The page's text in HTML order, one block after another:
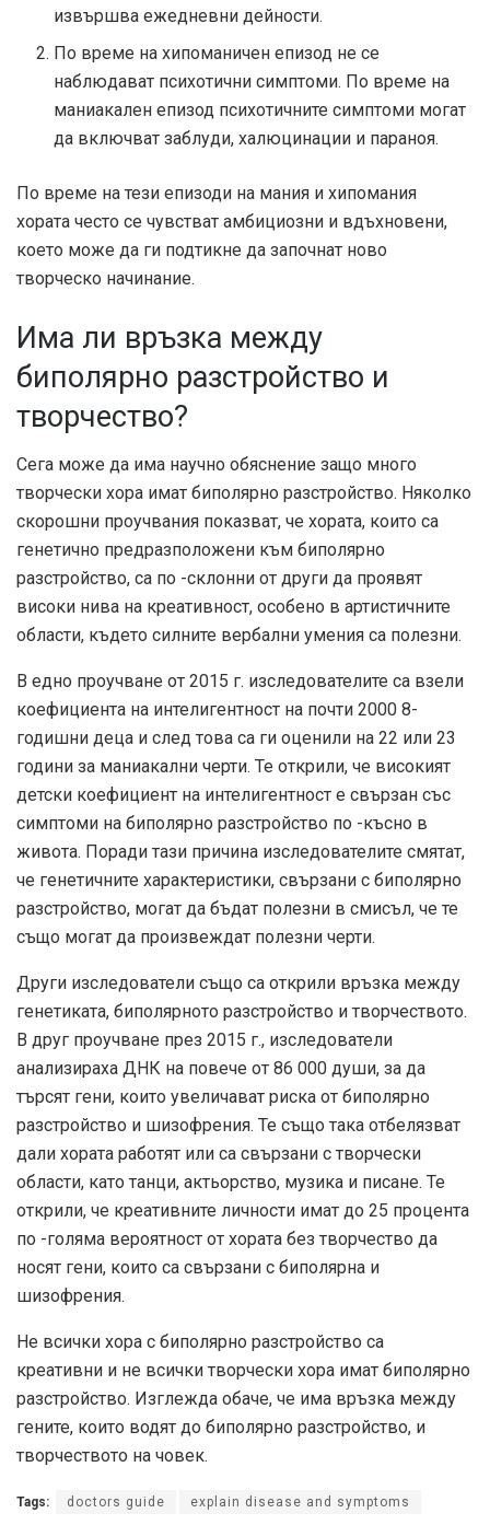
извършва ежедневни дейности.
По време на хипоманичен епизод не се
наблюдават психотични симптоми. По време на
маниакален епизод психотичните симптоми могат
да включват заблуди, халюцинации и параноя.
По време на тези епизоди на мания и хипомания
хората често се чувстват амбициозни и вдъхновени,
което може да ги подтикне да започнат ново
творческо начинание.
Има ли връзка между
биполярно разстройство и
творчество?
Сега може да има научно обяснение защо много
творчески хора имат биполярно разстройство. Няколко
скорошни проучвания показват, че хората, които са
генетично предразположени към биполярно
разстройство, са по -склонни от други да проявят
високи нива на креативност, особено в артистичните
области, където силните вербални умения са полезни.
В едно проучване от 2015 г. изследователите са взели
коефициента на интелигентност на почти 2000 8-
годишни деца и след това са ги оценили на 22 или 23
години за маниакални черти. Те открили, че високият
детски коефициент на интелигентност е свързан със
симптоми на биполярно разстройство по -късно в
живота. Поради тази причина изследователите смятат,
че генетичните характеристики, свързани с биполярно
разстройство, могат да бъдат полезни в смисъл, че те
също могат да произвеждат полезни черти.
Други изследователи също са открили връзка между
генетиката, биполярното разстройство и творчеството.
В друг проучване през 2015 г., изследователи
анализираха ДНК на повече от 86 000 души, за да
търсят гени, които увеличават риска от биполярно
разстройство и шизофрения. Те също така отбелязват
дали хората работят или са свързани с творчески
области, като танци, актьорство, музика и писане. Те
открили, че креативните личности имат до 25 процента
по -голяма вероятност от хората без творчество да
носят гени, които са свързани с биполярна и
шизофрения.
Не всички хора с биполярно разстройство са
креативни и не всички творчески хора имат биполярно
разстройство. Изглежда обаче, че има връзка между
гените, които водят до биполярно разстройство, и
творчеството на човек.
Tags: doctors guide explain disease and symptoms